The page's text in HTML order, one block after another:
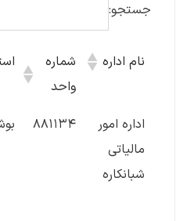
جستجو:
نام اداره
شماره
واحد
نام اداره
شماره
اداره امور
مالیاتی
شبانکاره
۸۸۱۱۳۴